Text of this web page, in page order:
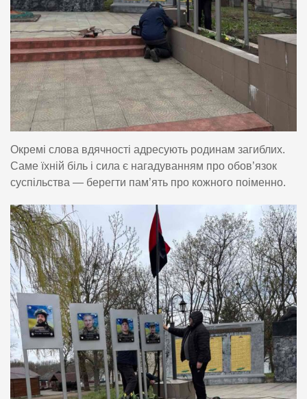
Окремі слова вдячності адресують родинам загиблих.
Саме їхній біль і сила є нагадуванням про обов’язок
суспільства — берегти пам’ять про кожного поіменно.